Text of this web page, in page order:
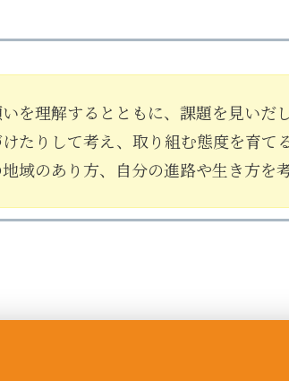
を理解するとともに、課題を見いだ
たりして考え、取り組む態度を育てる
域のあり方、自分の進路や生き方を